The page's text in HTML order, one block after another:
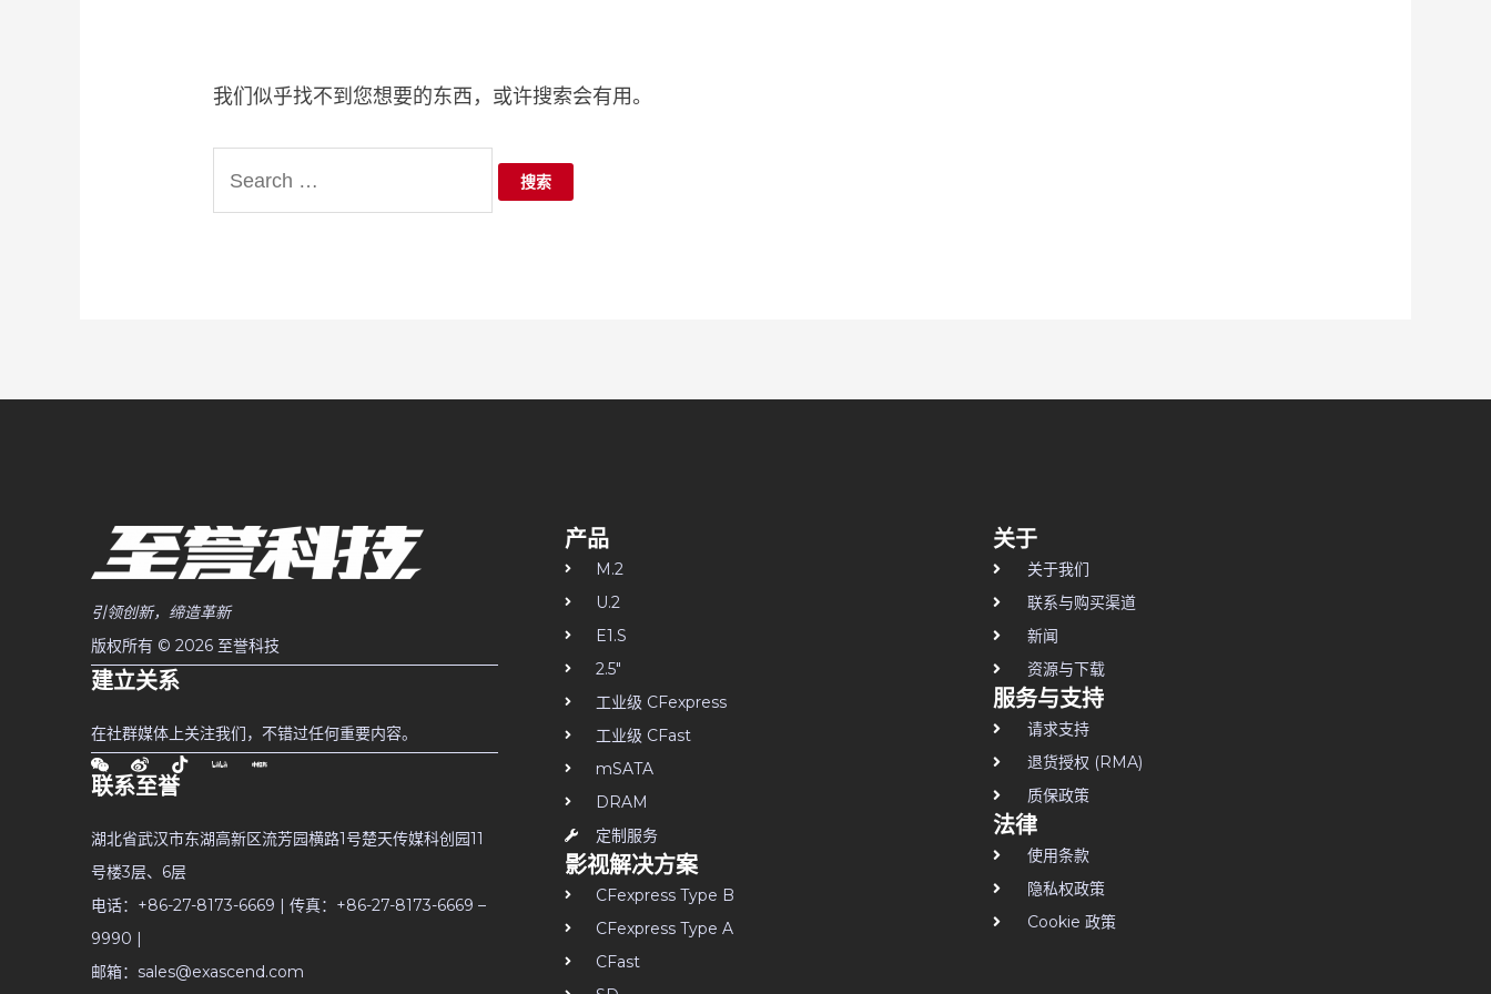
我们似乎找不到您想要的东西，或许搜索会有用。
引领创新，缔造革新
版权所有 © 2026 至誉科技
建立关系
在社群媒体上关注我们，不错过任何重要内容。
联系至誉
湖北省武汉市东湖高新区流芳园横路1号楚天传媒科创园11
号楼3层、6层
电话：+86-27-8173-6669 | 传真：+86-27-8173-6669 –
9990 |
邮箱：sales@exascend.com
产品
M.2
U.2
E1.S
2.5"
工业级 CFexpress
工业级 CFast
mSATA
DRAM
定制服务
影视解决方案
CFexpress Type B
CFexpress Type A
CFast
关于
关于我们
联系与购买渠道
新闻
资源与下载
服务与支持
请求支持
退货授权 (RMA)
质保政策
法律
使用条款
隐私权政策
Cookie 政策